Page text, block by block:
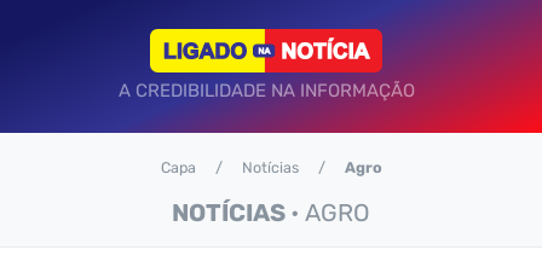
A CREDIBILIDADE NA INFORMAÇÃO
NOTÍCIAS • AGRO
Capa Notícias Agro